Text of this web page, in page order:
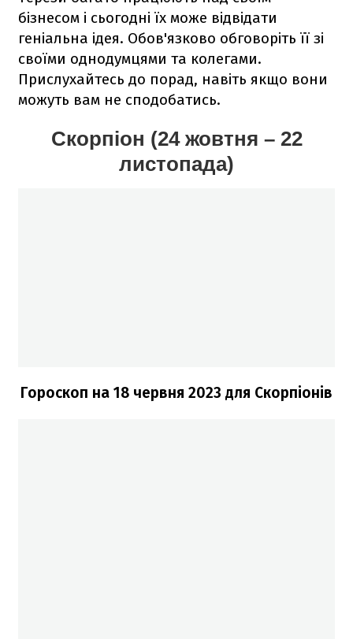
бізнесом і сьогодні їх може відвідати
геніальна ідея. Обов'язково обговоріть її зі
своїми однодумцями та колегами.
Прислухайтесь до порад, навіть якщо вони
можуть вам не сподобатись.
Скорпіон (24 жовтня – 22
листопада)
Гороскоп на 18 червня 2023 для Скорпіонів